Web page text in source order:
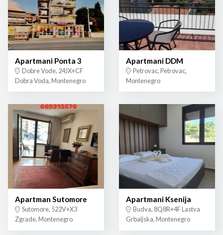
Apartmani Ponta 3
Dobre Vode, 24JX+CF
Dobra Voda, Montenegro
Apartmani DDM
Petrovac, Petrovac,
Montenegro
Apartman Sutomore
Sutomore, 522V+X3
Zgrade, Montenegro
Apartmani Ksenija
Budva, 8Q8R+4F Lastva
Grbaljska, Montenegro